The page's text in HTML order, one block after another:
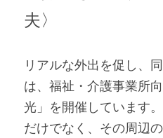
夫〉
リアルな外出を促し、
は、福祉・介護事業所
光」を開催しています
だけでなく、その周辺